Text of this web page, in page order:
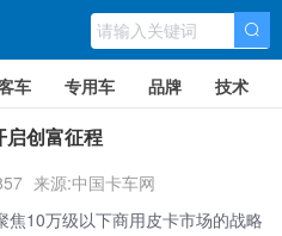
车 专用车 品牌 技术
启创富征程
来源:中国卡车网
焦10万级以下商用皮卡市场的战略